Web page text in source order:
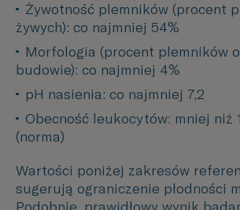
Żywotność plemników (procent
żywych): co najmniej 54%
Morfologia (procent plemników
budowie): co najmniej 4%
pH nasienia: co najmniej 7,2
Obecność leukocytów: mniej niż
(norma)
Wartości poniżej zakresów
sugerują ograniczenie płodności
Podobnie, prawidłowy wynik